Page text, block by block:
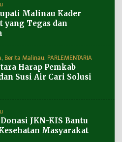
Malinau Kader
yang Tegas dan
Berita Malinau PARLEMENTARIA
Harap Pemkab
Susi Air Cari Solusi
JKN-KIS Bantu
Masyarakat